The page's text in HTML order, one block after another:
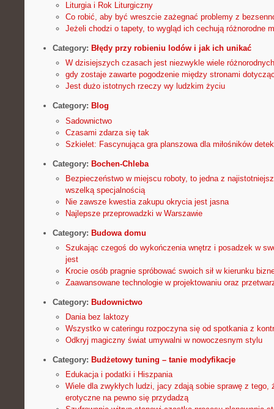
Liturgia i Rok Liturgiczny
Co robić, aby być wreszcie zażegnać problemy z
Jeżeli chodzi o tapety, to wygląd ich cechują różnorodne
Category: Błędy przy robieniu lodów i jak ich unikać
W dzisiejszych czasach jest niezwykle wiele
gdy zostaje zawarte pogodzenie między stronami
Jest dużo istotnych rzeczy wy ludzkim życiu
Category: Blog
Sadownictwo
Czasami zdarza się tak
Szkielet: Fascynująca gra planszowa dla miłośników
Category: Bochen-Chleba
Bezpieczeństwo w miejscu roboty, to jedna z
wszelką specjalnością
Nie zawsze kwestia zakupu okrycia jest jasna
Najlepsze przeprowadzki w Warszawie
Category: Budowa domu
Szukając czegoś do wykończenia wnętrz i posadzek w
jest
Krocie osób pragnie spróbować swoich sił w kierunku
Zaawansowane technologie w projektowaniu oraz
Category: Budownictwo
Dania bez laktozy
Wszystko w cateringu rozpoczyna się od spotkania z
Odkryj magiczny świat umywalni w nowoczesnym stylu
Category: Budżetowy tuning – tanie modyfikacje
Edukacja i podatki i Hiszpania
Wiele dla zwykłych ludzi, jacy zdają sobie sprawę z tego,
erotyczne na pewno się przydadzą